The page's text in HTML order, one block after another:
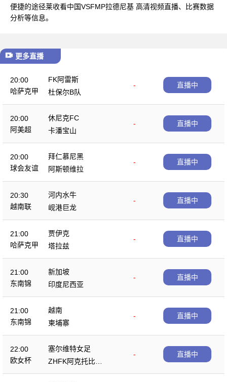
便捷的途径莱收看中国VSFMP拉德尼基 高清视频直播、比赛数据
分析等信息。
更多直播
20:00
哈萨克甲
FK阿雷斯
-
杜保尔B队
直播中
20:00
阿美超
休尼克FC
-
卡潘宝山
直播中
20:00
球会友谊
拜仁慕尼黑
-
阿斯顿维拉
直播中
20:30
越南联
河内水牛
-
岘港巨龙
直播中
21:00
哈萨克甲
贾伊克
-
塔拉兹
直播中
21:00
东南锦
新加坡
-
印度尼西亚
直播中
21:00
东南锦
越南
-
柬埔寨
直播中
22:00
欧女杯
塞尔维特女足
-
ZHFK阿克托比女
足
直播中